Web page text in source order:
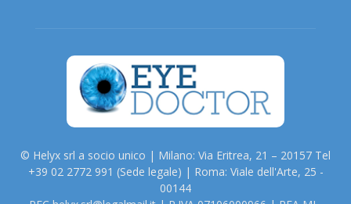
© Helyx srl a socio unico | Milano: Via Eritrea, 21 – 20157 Tel
+39 02 2772 991 (Sede legale) | Roma: Viale dell'Arte, 25 -
00144